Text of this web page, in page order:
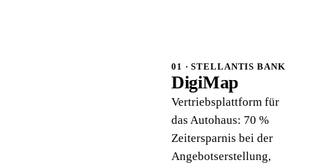
01 · STELLANTIS BANK
DigiMap
Vertriebsplattform für
das Autohaus: 70 %
Zeitersparnis bei der
Angebotserstellung,